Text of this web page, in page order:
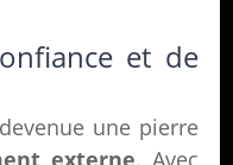
et de
une pierre
externe. Avec